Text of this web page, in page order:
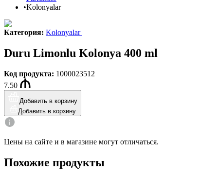
•Kolonyalar
Категория: Kolonyalar
Duru Limonlu Kolonya 400 ml
Код продукта: 1000023512
7.50
Добавить в корзину
Добавить в корзину
Цены на сайте и в магазине могут отличаться.
Похожие продукты